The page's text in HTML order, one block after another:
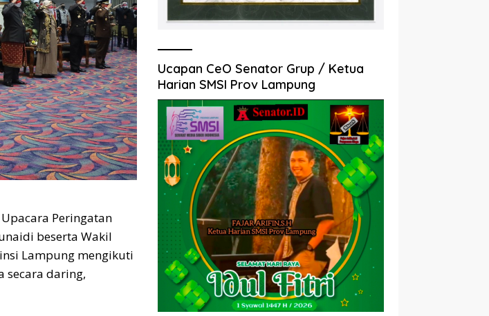
Peringatan
beserta Wakil
Lampung mengikuti
secara daring,
Ucapan CeO Senator Grup / Ketua
Harian SMSI Prov Lampung